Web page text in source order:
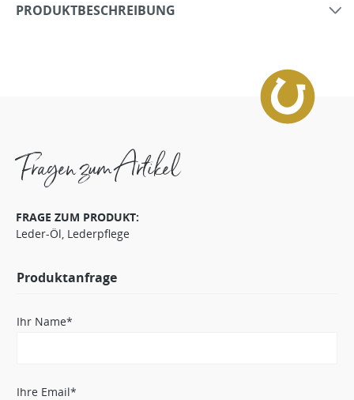
PRODUKTBESCHREIBUNG
Fragen zum Artikel
FRAGE ZUM PRODUKT:
Leder-Öl, Lederpflege
Produktanfrage
Ihr Name*
Ihre Email*